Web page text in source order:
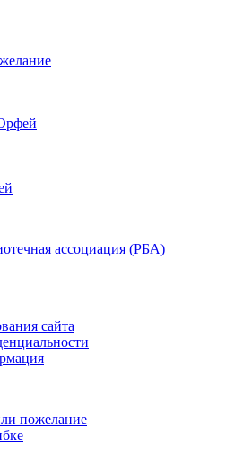
ассоциация (РБА)
сайта
пожелание